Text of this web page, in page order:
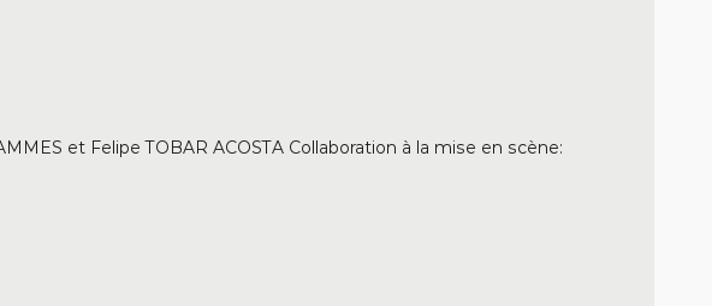
et Felipe TOBAR ACOSTA Collaboration à la mise en scène: